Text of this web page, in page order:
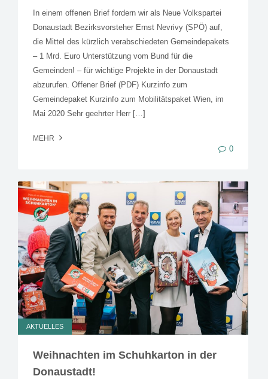
In einem offenen Brief fordern wir als Neue Volkspartei
Donaustadt Bezirksvorsteher Ernst Nevrivy (SPÖ) auf,
die Mittel des kürzlich verabschiedeten Gemeindepakets
– 1 Mrd. Euro Unterstützung vom Bund für die
Gemeinden! – für wichtige Projekte in der Donaustadt
abzurufen. Offener Brief (PDF) Kurzinfo zum
Gemeindepaket Kurzinfo zum Mobilitätspaket Wien, im
Mai 2020 Sehr geehrter Herr […]
MEHR
0
AKTUELLES
Weihnachten im Schuhkarton in der
Donaustadt!